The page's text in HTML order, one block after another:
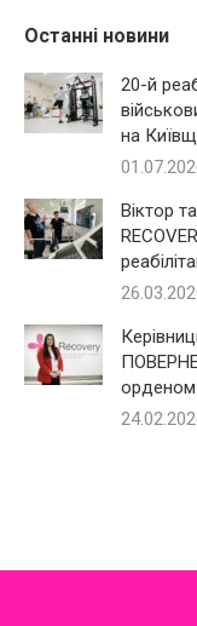
Останні новини
20-й
на
Віктор
орденом